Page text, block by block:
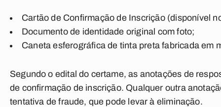
Cartão de Confirmação de Inscrição (disponível
Documento de identidade original com foto;
Caneta esferográfica de tinta preta fabricada em
Segundo o edital do certame, as anotações de
de confirmação de inscrição. Qualquer outra
tentativa de fraude, que pode levar à eliminação.